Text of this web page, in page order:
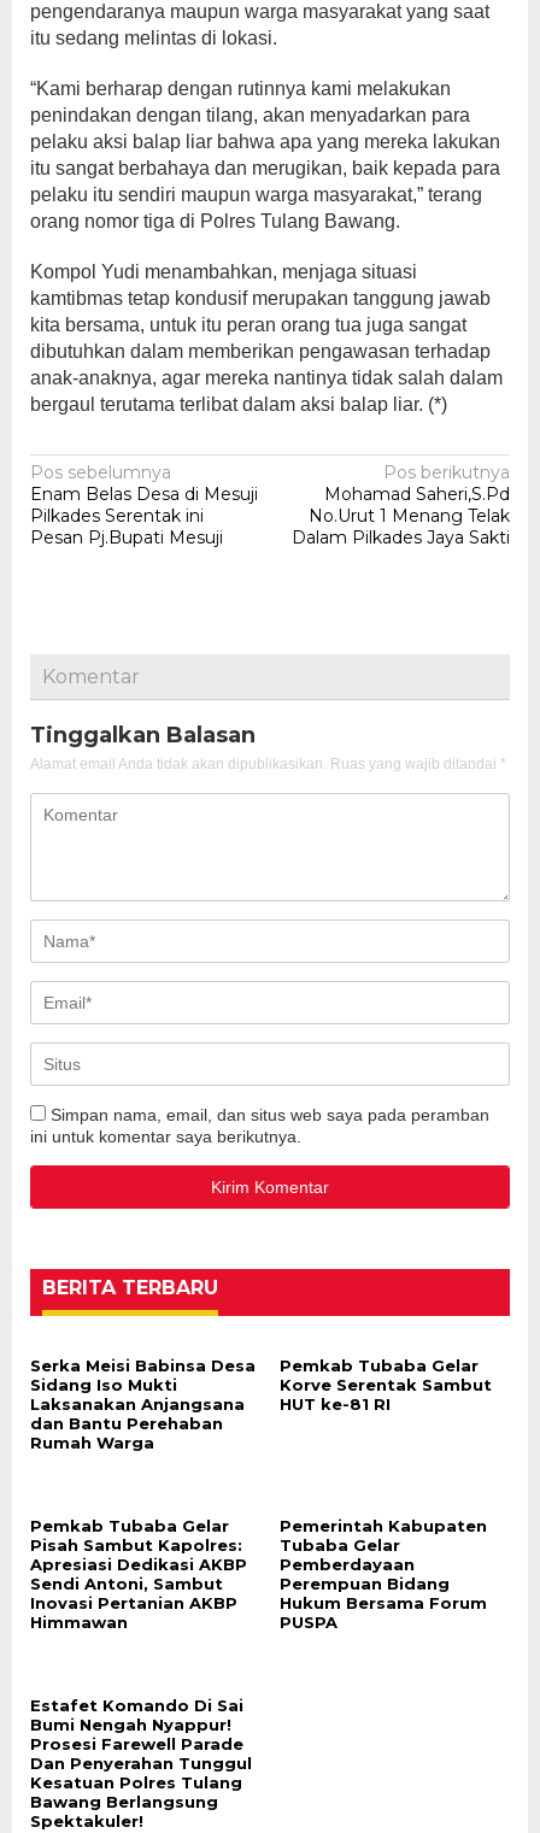
pengendaranya maupun warga masyarakat yang saat
itu sedang melintas di lokasi.
“Kami berharap dengan rutinnya kami melakukan
penindakan dengan tilang, akan menyadarkan para
pelaku aksi balap liar bahwa apa yang mereka lakukan
itu sangat berbahaya dan merugikan, baik kepada para
pelaku itu sendiri maupun warga masyarakat,” terang
orang nomor tiga di Polres Tulang Bawang.
Kompol Yudi menambahkan, menjaga situasi
kamtibmas tetap kondusif merupakan tanggung jawab
kita bersama, untuk itu peran orang tua juga sangat
dibutuhkan dalam memberikan pengawasan terhadap
anak-anaknya, agar mereka nantinya tidak salah dalam
bergaul terutama terlibat dalam aksi balap liar. (*)
Navigasi
pos
Pos sebelumnya
Enam Belas Desa di Mesuji
Pilkades Serentak ini
Pesan Pj.Bupati Mesuji
Pos berikutnya
Mohamad Saheri,S.Pd
No.Urut 1 Menang Telak
Dalam Pilkades Jaya Sakti
Komentar
Tinggalkan Balasan
Alamat email Anda tidak akan dipublikasikan. Ruas yang wajib ditandai *
Simpan nama, email, dan situs web saya pada peramban
ini untuk komentar saya berikutnya.
BERITA TERBARU
Serka Meisi Babinsa Desa
Sidang Iso Mukti
Laksanakan Anjangsana
dan Bantu Perehaban
Rumah Warga
Pemkab Tubaba Gelar
Korve Serentak Sambut
HUT ke-81 RI
Pemkab Tubaba Gelar
Pisah Sambut Kapolres:
Apresiasi Dedikasi AKBP
Sendi Antoni, Sambut
Inovasi Pertanian AKBP
Himmawan
Pemerintah Kabupaten
Tubaba Gelar
Pemberdayaan
Perempuan Bidang
Hukum Bersama Forum
PUSPA
Estafet Komando Di Sai
Bumi Nengah Nyappur!
Prosesi Farewell Parade
Dan Penyerahan Tunggul
Kesatuan Polres Tulang
Bawang Berlangsung
Spektakuler!